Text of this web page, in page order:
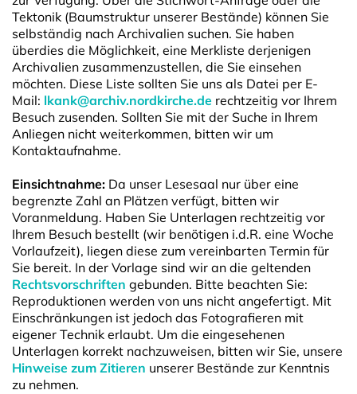
Tektonik (Baumstruktur unserer Bestände) können Sie
selbständig nach Archivalien suchen. Sie haben
überdies die Möglichkeit, eine Merkliste derjenigen
Archivalien zusammenzustellen, die Sie einsehen
möchten. Diese Liste sollten Sie uns als Datei per E-
Mail: lkank@archiv.nordkirche.de rechtzeitig vor Ihrem
Besuch zusenden. Sollten Sie mit der Suche in Ihrem
Anliegen nicht weiterkommen, bitten wir um
Kontaktaufnahme.
Einsichtnahme: Da unser Lesesaal nur über eine
begrenzte Zahl an Plätzen verfügt, bitten wir
Voranmeldung. Haben Sie Unterlagen rechtzeitig vor
Ihrem Besuch bestellt (wir benötigen i.d.R. eine Woche
Vorlaufzeit), liegen diese zum vereinbarten Termin für
Sie bereit. In der Vorlage sind wir an die geltenden
Rechtsvorschriften gebunden. Bitte beachten Sie:
Reproduktionen werden von uns nicht angefertigt. Mit
Einschränkungen ist jedoch das Fotografieren mit
eigener Technik erlaubt. Um die eingesehenen
Unterlagen korrekt nachzuweisen, bitten wir Sie, unsere
Hinweise zum Zitieren unserer Bestände zur Kenntnis
zu nehmen.